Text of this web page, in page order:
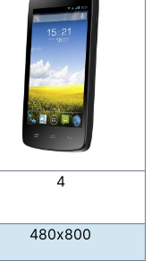
4
480х800